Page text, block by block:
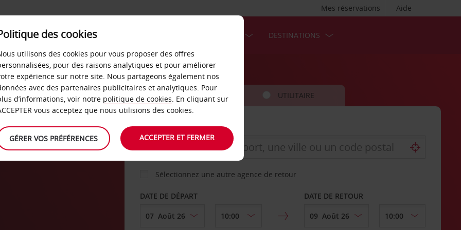
Aide
Mes réservations
LIBRE-SERVICE DESTINATIONS
VOITURE UTILITAIRE
AGENCE DE DÉPART
Sélectionnez une autre agence de retour
DATE DE DÉPART DATE DE RETOUR
des cookies
utilisons des cookies pour vous proposer des offres
pour des raisons analytiques et pour améliorer
expérience sur notre site. Nous partageons également nos
avec des partenaires publicitaires et analytiques. Pour
d’informations, voir notre politique de cookies. En cliquant sur
vous acceptez que nous utilisions des cookies.
GÉRER VOS PRÉFÉRENCES ACCEPTER ET FERMER